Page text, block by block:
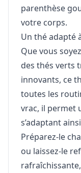
parenthèse
votre corps.
Un thé adapté
Que vous
des thés verts
innovants, ce
toutes les
vrac, il permet
s’adaptant
Préparez-le
ou laissez-le